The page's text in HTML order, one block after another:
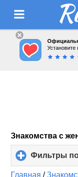
Установите
Знакомства с
Фильтры
Главная /